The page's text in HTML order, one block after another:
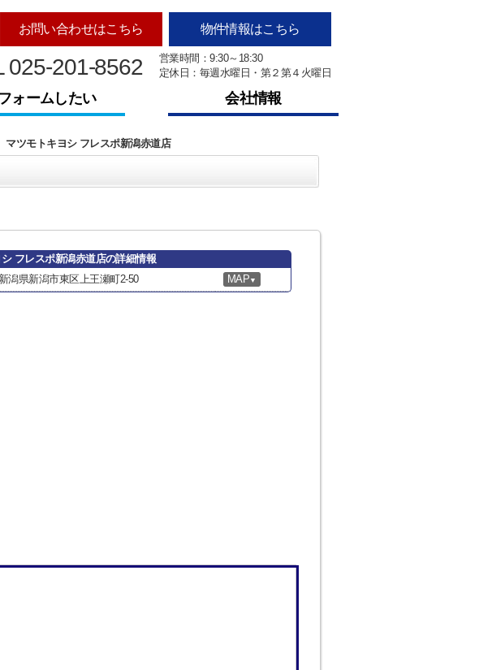
お問い合わせはこちら 物件情報はこちら
営業時間：9:30～18:30
定休日：毎週水曜日・第２第４火曜日
025-201-8562
ォームしたい 会社情報
マツモトキヨシ フレスポ新潟赤道店
フレスポ新潟赤道店の詳細情報
新潟県新潟市東区上王瀬町2-50 MAP ▼